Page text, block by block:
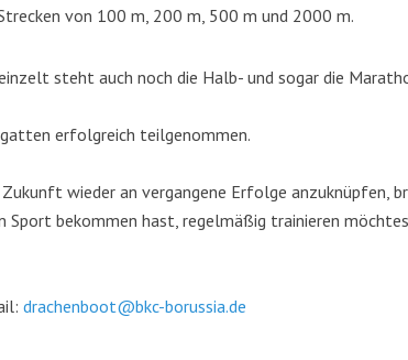
von 100 m, 200 m, 500 m und 2000 m.
steht auch noch die Halb- und sogar die
erfolgreich teilgenommen.
wieder an vergangene Erfolge anzuknüpfen,
Sport bekommen hast, regelmäßig trainieren
drachenboot@bkc-borussia.de